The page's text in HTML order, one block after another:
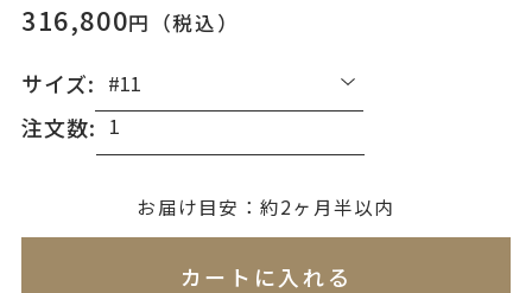
316,800円（税込）
サイズ:
注文数:
(刻印について)※必ず選択ください
お届け目安：約2ヶ月半以内
カートに入れる